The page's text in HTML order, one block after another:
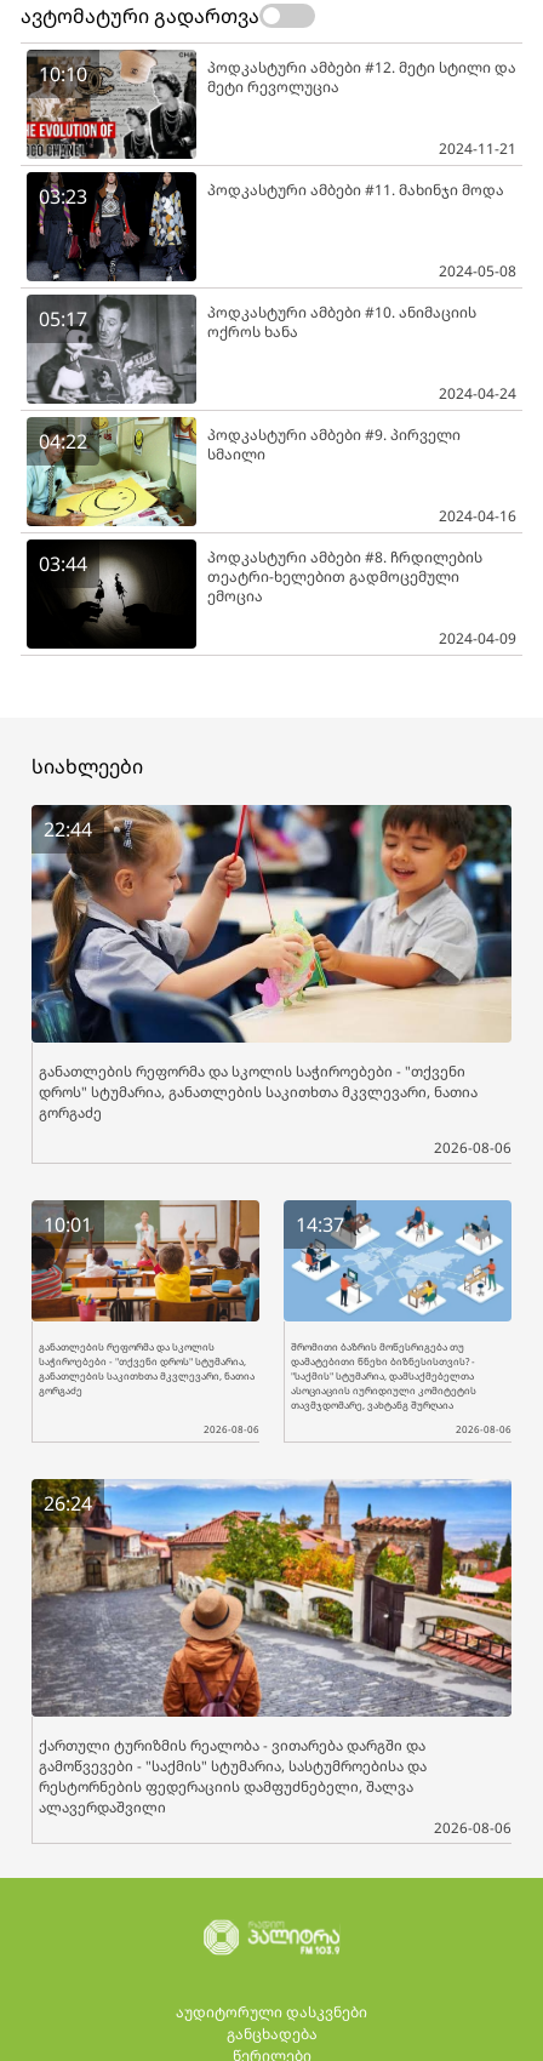
ავტომატური გადართვა
10:10
პოდკასტური ამბები #12. მეტი სტილი და
მეტი რევოლუცია
2024-11-21
03:23 პოდკასტური ამბები #11. მახინჯი მოდა
2024-05-08
05:17
პოდკასტური ამბები #10. ანიმაციის
ოქროს ხანა
2024-04-24
04:22
პოდკასტური ამბები #9. პირველი
სმაილი
2024-04-16
03:44
პოდკასტური ამბები #8. ჩრდილების
თეატრი-ხელებით გადმოცემული
ემოცია
2024-04-09
სიახლეები
22:44
განათლების რეფორმა და სკოლის საჭიროებები - "თქვენი
დროს" სტუმარია, განათლების საკითხთა მკვლევარი, ნათია
გორგაძე
2026-08-06
10:01
განათლების რეფორმა და სკოლის
საჭიროებები - "თქვენი დროს" სტუმარია,
განათლების საკითხთა მკვლევარი, ნათია
გორგაძე
2026-08-06
14:37
შრომითი ბაზრის მოწესრიგება თუ
დამატებითი წნეხი ბიზნესისთვის? -
"საქმის" სტუმარია, დამსაქმებელთა
ასოციაციის იურიდიული კომიტეტის
თავმჯდომარე, ვახტანგ შურღაია
2026-08-06
26:24
ქართული ტურიზმის რეალობა - ვითარება დარგში და
გამოწვევები - "საქმის" სტუმარია, სასტუმროებისა და
რესტორნების ფედერაციის დამფუძნებელი, შალვა
ალავერდაშვილი
2026-08-06
აუდიტორული დასკვნები
განცხადება
წერილები